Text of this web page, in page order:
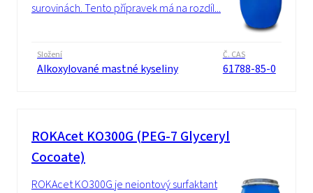
surovinách. Tento přípravek má na rozdíl...
Složení
Alkoxylované mastné kyseliny
Č. CAS
61788-85-0
ROKAcet KO300G (PEG-7 Glyceryl
Cocoate)
ROKAcet KO300G je neiontový surfaktant